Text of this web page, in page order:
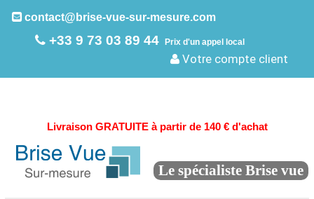
contact@brise-vue-sur-mesure.com
+33 9 73 03 89 44 Prix d'un appel local
Votre compte client
Livraison GRATUITE à partir de 140 € d'achat
Le spécialiste Brise vue